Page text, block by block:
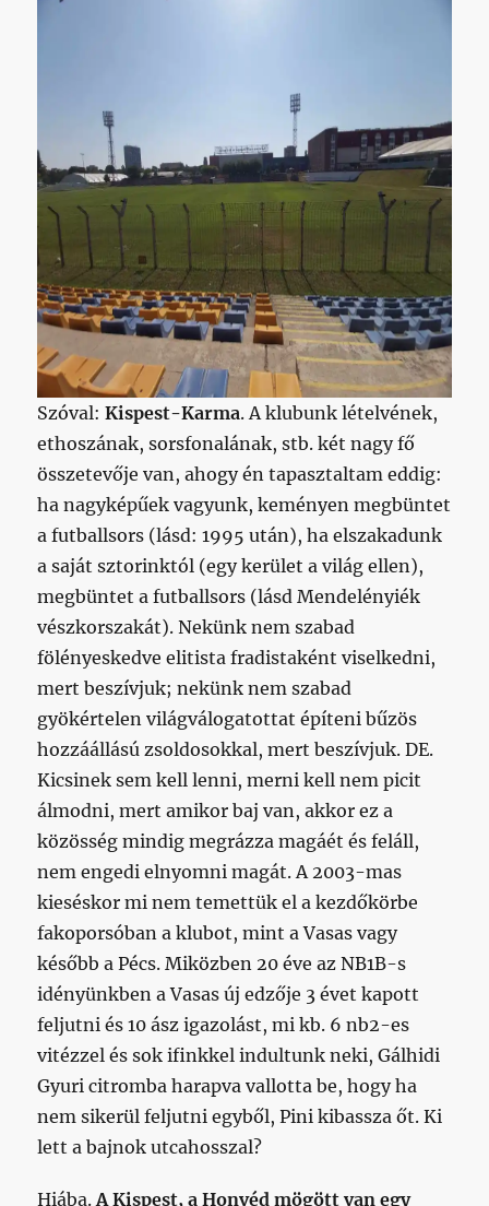
Szóval: Kispest-Karma. A klubunk lételvének,
ethoszának, sorsfonalának, stb. két nagy fő
összetevője van, ahogy én tapasztaltam eddig:
ha nagyképűek vagyunk, keményen megbüntet
a futballsors (lásd: 1995 után), ha elszakadunk
a saját sztorinktól (egy kerület a világ ellen),
megbüntet a futballsors (lásd Mendelényiék
vészkorszakát). Nekünk nem szabad
fölényeskedve elitista fradistaként viselkedni,
mert beszívjuk; nekünk nem szabad
gyökértelen világválogatottat építeni bűzös
hozzáállású zsoldosokkal, mert beszívjuk. DE.
Kicsinek sem kell lenni, merni kell nem picit
álmodni, mert amikor baj van, akkor ez a
közösség mindig megrázza magáét és feláll,
nem engedi elnyomni magát. A 2003-mas
kieséskor mi nem temettük el a kezdőkörbe
fakoporsóban a klubot, mint a Vasas vagy
később a Pécs. Miközben 20 éve az NB1B-s
idényünkben a Vasas új edzője 3 évet kapott
feljutni és 10 ász igazolást, mi kb. 6 nb2-es
vitézzel és sok ifinkkel indultunk neki, Gálhidi
Gyuri citromba harapva vallotta be, hogy ha
nem sikerül feljutni egyből, Pini kibassza őt. Ki
lett a bajnok utcahosszal?
Hiába.A Kispest, a Honvéd mögött van egy